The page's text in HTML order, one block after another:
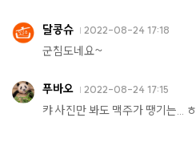
달콩슈 2022-08-24 17:18
군침도네요~
푸바오 2022-08-24 17:15
캬 사진만 봐도 맥주가 땡기는...